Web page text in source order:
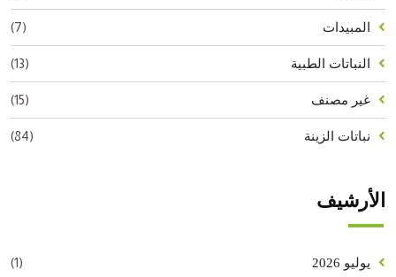
المبيدات (7)
النباتات الطبية (13)
غير مصنف (15)
نباتات الزينة (84)
الأرشيف
يوليو 2026 (1)